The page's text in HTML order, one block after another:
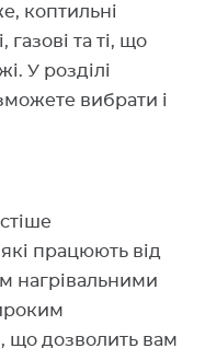
коптильні
газові та ті, що
У розділі
вибрати і
працюють від
нагрівальними
що дозволить вам